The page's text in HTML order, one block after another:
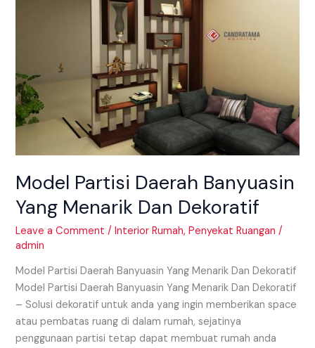
Model Partisi Daerah Banyuasin
Yang Menarik Dan Dekoratif
Leave a Comment /Interior Rumah,Penyekat Ruangan /
admin
Model Partisi Daerah Banyuasin Yang Menarik Dan Dekoratif
Model Partisi Daerah Banyuasin Yang Menarik Dan Dekoratif
– Solusi dekoratif untuk anda yang ingin memberikan space
atau pembatas ruang di dalam rumah, sejatinya
penggunaan partisi tetap dapat membuat rumah anda